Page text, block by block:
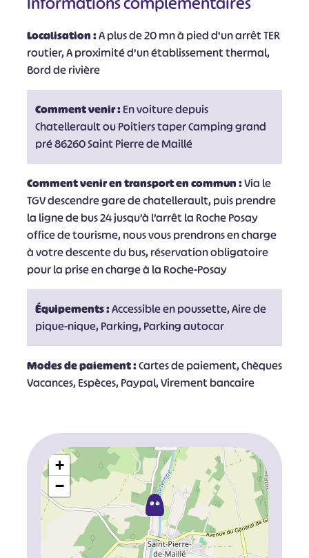
Localisation :A plus de 20 mn à pied d'un arrêt TER
routier, A proximité d'un établissement thermal,
Bord de rivière
Comment venir :En voiture depuis
Chatellerault ou Poitiers taper Camping grand
pré 86260 Saint Pierre de Maillé
Comment venir en transport en commun :Via le
TGV descendre gare de chatellerault, puis prendre
la ligne de bus 24 jusqu’à l’arrêt la Roche Posay
office de tourisme, nous vous prendrons en charge
à votre descente du bus, réservation obligatoire
pour la prise en charge à la Roche-Posay
Équipements :Accessible en poussette, Aire de
pique-nique, Parking, Parking autocar
Modes de paiement :Cartes de paiement, Chèques
Vacances, Espèces, Paypal, Virement bancaire
+
−